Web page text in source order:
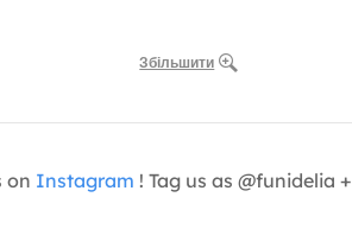
Збільшити
on Instagram ! Tag us as @funidelia +